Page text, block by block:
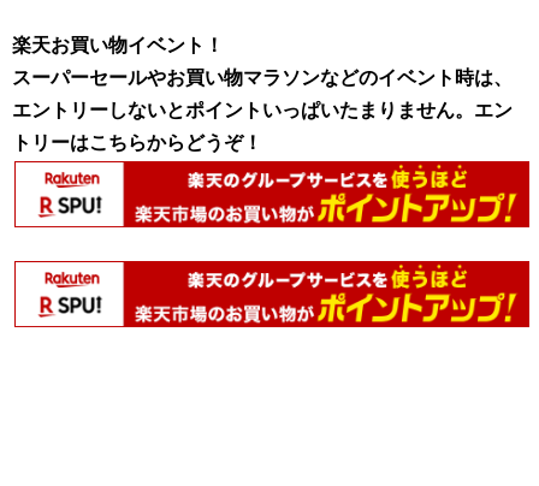
楽天お買い物イベント！
スーパーセールやお買い物マラソンなどのイベント時は、
エントリーしないとポイントいっぱいたまりません。エン
トリーはこちらからどうぞ！